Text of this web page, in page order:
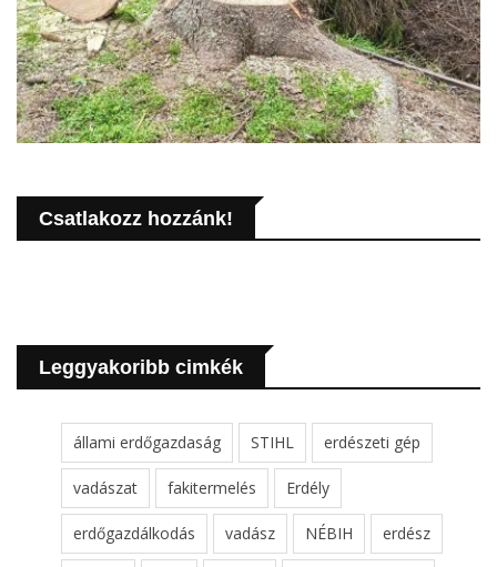
Csatlakozz hozzánk!
Leggyakoribb cimkék
állami erdőgazdaság STIHL erdészeti gép
vadászat fakitermelés Erdély
erdőgazdálkodás vadász NÉBIH erdész